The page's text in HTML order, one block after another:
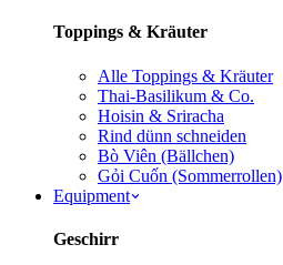
Toppings & Kräuter
Alle Toppings & Kräuter
Thai-Basilikum & Co.
Hoisin & Sriracha
Rind dünn schneiden
Bò Viên (Bällchen)
Gỏi Cuốn (Sommerrollen)
Equipment
Geschirr